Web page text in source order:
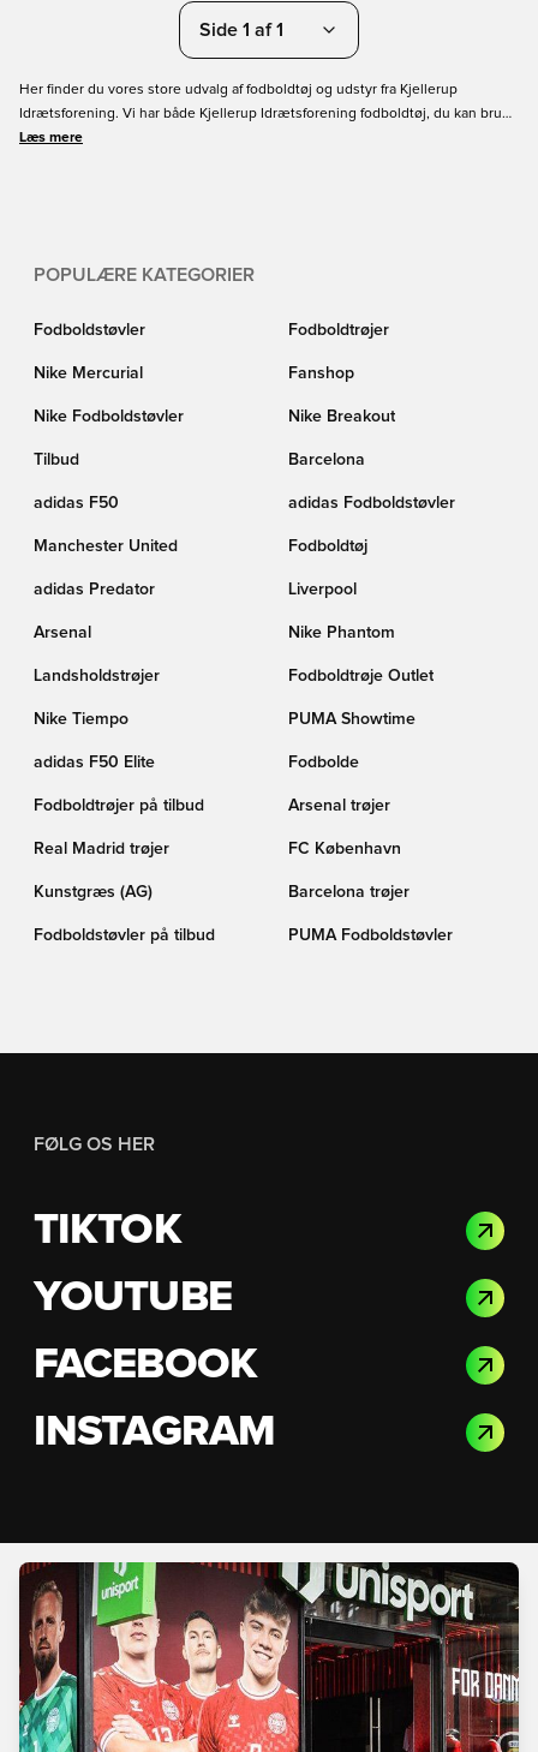
Side 1 af 1
Her finder du vores store udvalg af fodboldtøj og udstyr fra Kjellerup
Idrætsforening. Vi har både Kjellerup Idrætsforening fodboldtøj, du kan bruge
til trænings- og kampdag, ligesom du kan finde dit hverdagstøj med
Læs mere
POPULÆRE KATEGORIER
Fodboldstøvler Fodboldtrøjer
Nike Mercurial Fanshop
Nike Fodboldstøvler Nike Breakout
Tilbud Barcelona
adidas F50 adidas Fodboldstøvler
Manchester United Fodboldtøj
adidas Predator Liverpool
Arsenal Nike Phantom
Landsholdstrøjer Fodboldtrøje Outlet
Nike Tiempo PUMA Showtime
adidas F50 Elite Fodbolde
Fodboldtrøjer på tilbud Arsenal trøjer
Real Madrid trøjer FC København
Kunstgræs (AG) Barcelona trøjer
Fodboldstøvler på tilbud PUMA Fodboldstøvler
FØLG OS HER
TIKTOK
YOUTUBE
FACEBOOK
INSTAGRAM